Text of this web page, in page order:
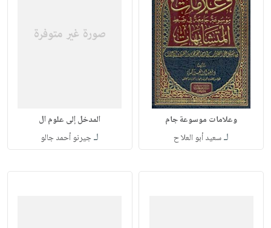
وعلامات موسوعة جام
لـسعيد أبو العلا ح
المدخل إلى علوم ال
لـجيرنو أحمد جالو